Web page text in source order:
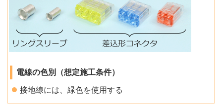
電線の色別（想定施工条件）
接地線には、緑色を使用する